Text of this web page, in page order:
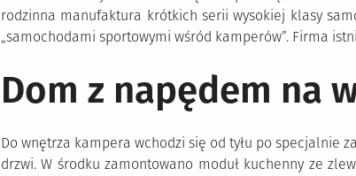
rodzinna manufaktura krótkich serii wysokiej klasy
„samochodami sportowymi wśród kamperów”. Firma
Dom z napędem na
Do wnętrza kampera wchodzi się od tyłu po specjalnie
drzwi. W środku zamontowano moduł kuchenny ze